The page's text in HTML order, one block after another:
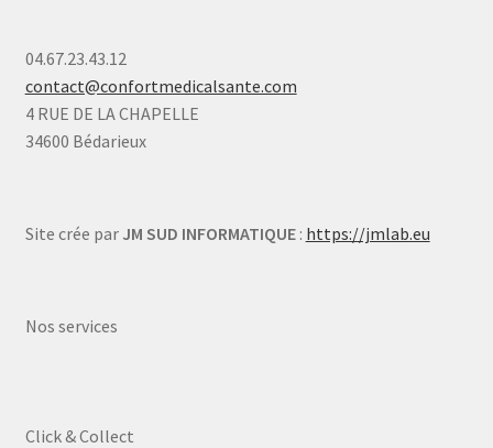
04.67.23.43.12
contact@confortmedicalsante.com
4 RUE DE LA CHAPELLE
34600 Bédarieux
Site crée par JM SUD INFORMATIQUE: https://jmlab.eu
Nos services
Click & Collect